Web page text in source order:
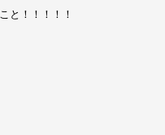
と！！！！！